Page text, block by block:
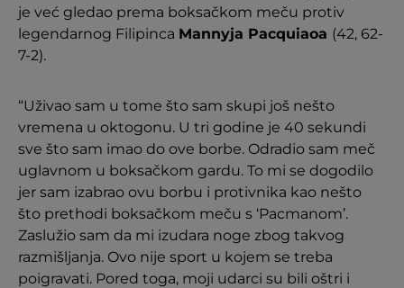
je već gledao prema boksačkom meču protiv
legendarnog Filipinca Mannyja Pacquiaoa (42, 62-
7-2).
“Uživao sam u tome što sam skupi još nešto
vremena u oktogonu. U tri godine je 40 sekundi
sve što sam imao do ove borbe. Odradio sam meč
uglavnom u boksačkom gardu. To mi se dogodilo
jer sam izabrao ovu borbu i protivnika kao nešto
što prethodi boksačkom meču s ‘Pacmanom’.
Zaslužio sam da mi izudara noge zbog takvog
razmišljanja. Ovo nije sport u kojem se treba
poigravati. Pored toga, moji udarci su bili oštri i